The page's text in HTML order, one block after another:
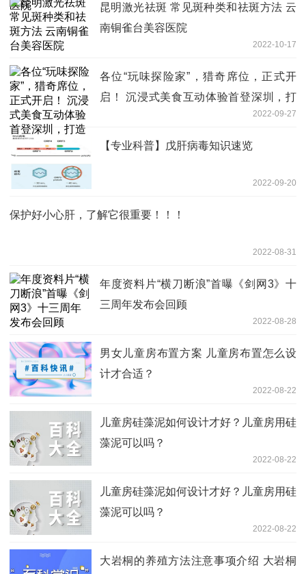
昆明激光祛斑 常见斑种类和祛斑方法 云
南铜雀台美容医院
2022-10-17
各位“玩味探险家”，猎奇席位，正式开
启！ 沉浸式美食互动体验首登深圳，打
2022-09-27
【专业科普】戊肝病毒知识速览
2022-09-20
保护好小心肝，了解它很重要！！！
2022-08-31
年度资料片“横刀断浪”首曝《剑网3》十
三周年发布会回顾
2022-08-28
男女儿童房布置方案 儿童房布置怎么设
计才合适？
2022-08-22
儿童房硅藻泥如何设计才好？儿童房用硅
藻泥可以吗？
2022-08-22
儿童房硅藻泥如何设计才好？儿童房用硅
藻泥可以吗？
2022-08-22
大岩桐的养殖方法注意事项介绍 大岩桐